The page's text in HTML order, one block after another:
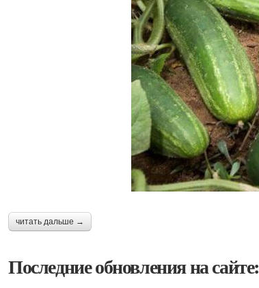
читать дальше →
Последние обновления на сайте: